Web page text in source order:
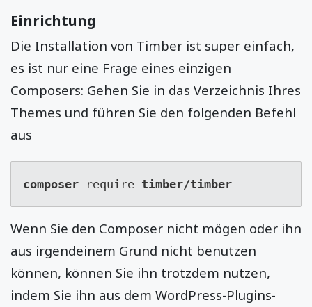
Einrichtung
Die Installation von Timber ist super einfach,
es ist nur eine Frage eines einzigen
Composers: Gehen Sie in das Verzeichnis Ihres
Themes und führen Sie den folgenden Befehl
aus
composer require timber/timber
Wenn Sie den Composer nicht mögen oder ihn
aus irgendeinem Grund nicht benutzen
können, können Sie ihn trotzdem nutzen,
indem Sie ihn aus dem WordPress-Plugins-